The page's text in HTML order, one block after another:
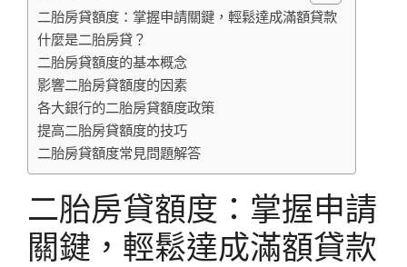
二胎房貸額度：掌握申請關鍵，輕鬆達成滿額貸款
什麼是二胎房貸？
二胎房貸額度的基本概念
影響二胎房貸額度的因素
各大銀行的二胎房貸額度政策
提高二胎房貸額度的技巧
二胎房貸額度常見問題解答
二胎房貸額度：掌握申請
關鍵，輕鬆達成滿額貸款